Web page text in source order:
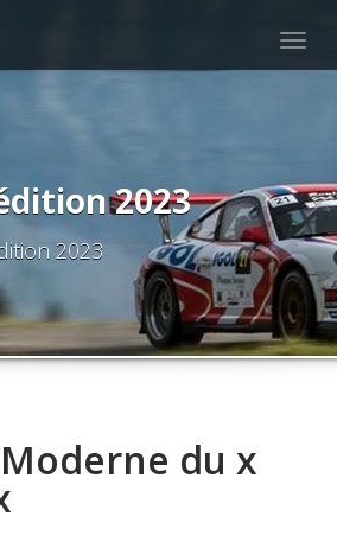
2023
2023
du x